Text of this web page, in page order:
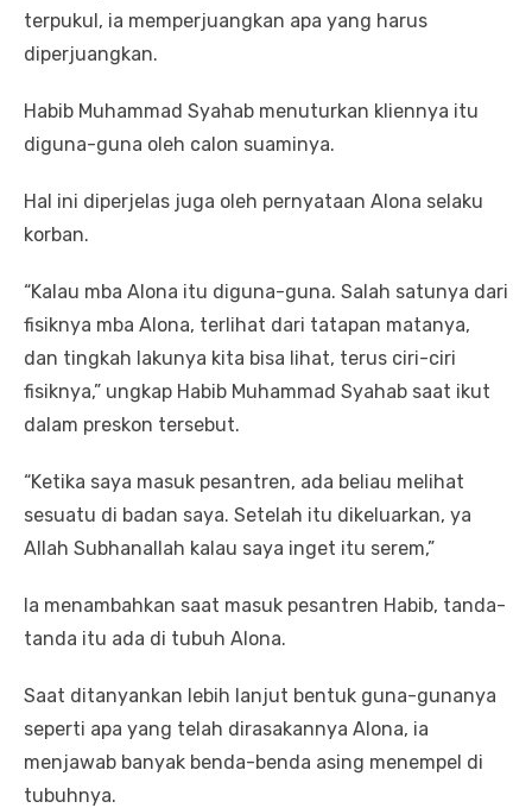
terpukul, ia memperjuangkan apa yang harus
diperjuangkan.
Habib Muhammad Syahab menuturkan kliennya itu
diguna-guna oleh calon suaminya.
Hal ini diperjelas juga oleh pernyataan Alona selaku
korban.
“Kalau mba Alona itu diguna-guna. Salah satunya dari
fisiknya mba Alona, terlihat dari tatapan matanya,
dan tingkah lakunya kita bisa lihat, terus ciri-ciri
fisiknya,” ungkap Habib Muhammad Syahab saat ikut
dalam preskon tersebut.
“Ketika saya masuk pesantren, ada beliau melihat
sesuatu di badan saya. Setelah itu dikeluarkan, ya
Allah Subhanallah kalau saya inget itu serem,”
Ia menambahkan saat masuk pesantren Habib, tanda-
tanda itu ada di tubuh Alona.
Saat ditanyankan lebih lanjut bentuk guna-gunanya
seperti apa yang telah dirasakannya Alona, ia
menjawab banyak benda-benda asing menempel di
tubuhnya.